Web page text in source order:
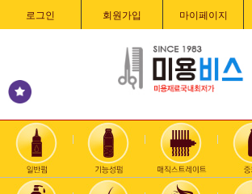
로그인 회원가입 마이페이지